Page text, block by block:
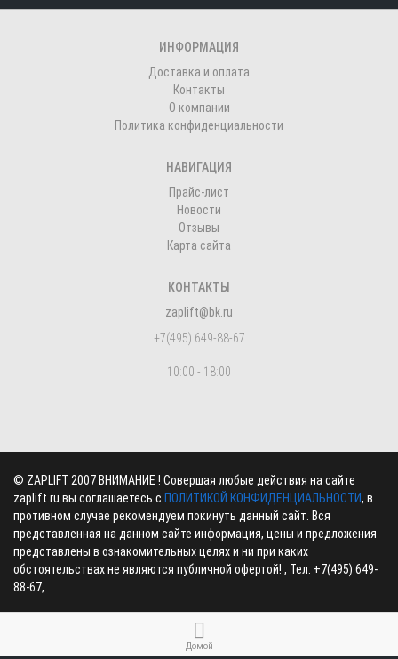
ИНФОРМАЦИЯ
Доставка и оплата
Контакты
О компании
Политика конфиденциальности
НАВИГАЦИЯ
Прайс-лист
Новости
Отзывы
Карта сайта
КОНТАКТЫ
zaplift@bk.ru
+7(495) 649-88-67
10:00 - 18:00
© ZAPLIFT 2007 ВНИМАНИЕ ! Совершая любые действия на сайте
zaplift.ru вы соглашаетесь с ПОЛИТИКОЙ КОНФИДЕНЦИАЛЬНОСТИ, в
противном случае рекомендуем покинуть данный сайт. Вся
представленная на данном сайте информация, цены и предложения
представлены в ознакомительных целях и ни при каких
обстоятельствах не являются публичной офертой! , Тел: +7(495) 649-
88-67,
Домой